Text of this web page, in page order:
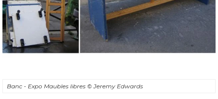
Banc - Expo Maubles libres © Jeremy Edwards